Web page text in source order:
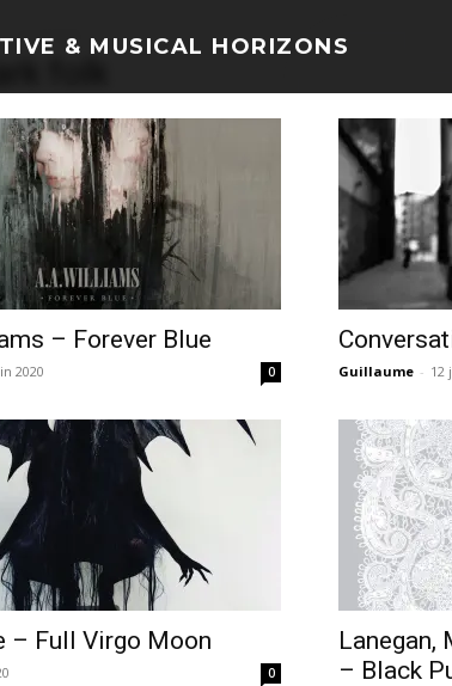
& MUSICAL HORIZONS
Dark folk
folk
– Forever Blue
2020 0 Guillaume - 12
– Full Virgo Moon
0
Lanegan,
– Black